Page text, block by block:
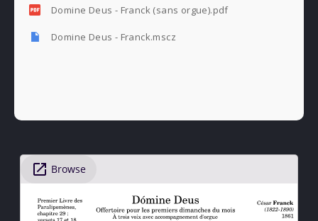
Domine Deus - Franck (sans orgue).pdf
Domine Deus - Franck.mscz